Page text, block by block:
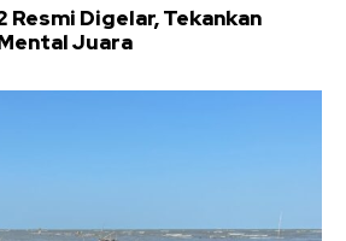
Resmi Digelar, Tekankan
Juara